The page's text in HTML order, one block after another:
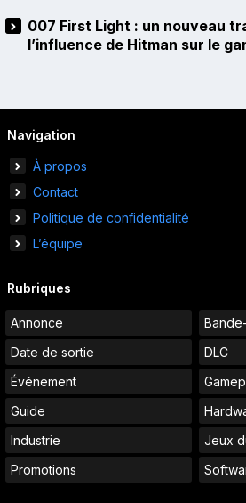
007 First Light : un nouveau
l’influence de Hitman sur le
Navigation
À propos
Contact
Politique de confidentialité
L’équipe
Rubriques
Annonce
Date de sortie
DLC
Événement
Guide
Industrie
Jeux
Promotions